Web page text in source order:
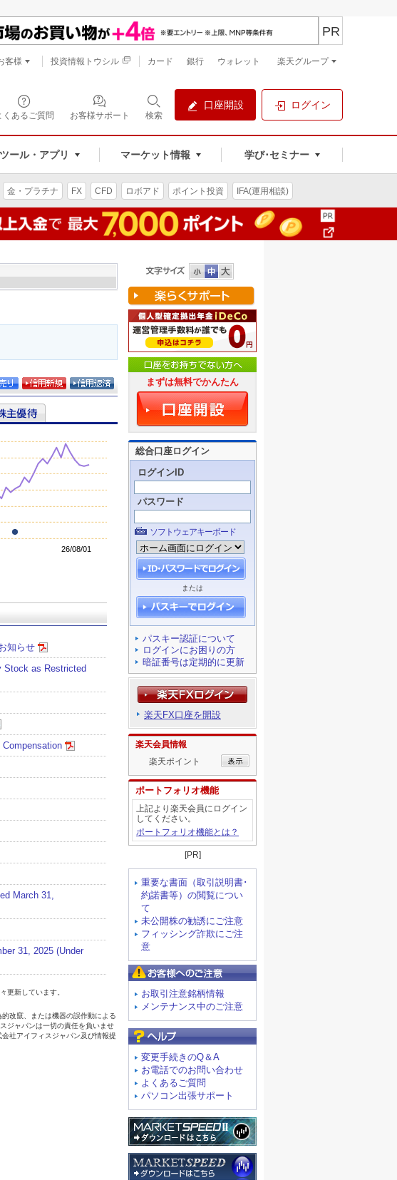
くあるご質問 お客様サポート 検索
口座開設 ログイン
ツール・アプリ マーケット情報 学び･セミナー
PR
客様 投資情報トウシル カード 銀行 ウォレット 楽天グループ
金・プラチナ FX CFD ロボアド ポイント投資 IFA(運用相談)
まずは無料でかんたん
総合口座ログイン
ログインID
パスワード
ソフトウェアキーボード
または
パスキー認証について
ログインにお困りの方
暗証番号は定期的に更新
楽天FX口座を開設
楽天会員情報
楽天ポイント
ポートフォリオ機能
上記より楽天会員にログイン
してください。
ポートフォリオ機能とは？
[PR]
重要な書面（取引説明書･
約諾書等）の閲覧につい
て
未公開株の勧誘にご注意
フィッシング詐欺にご注
意
お取引注意銘柄情報
メンテナンス中のご注意
変更手続きのQ＆A
お電話でのお問い合わせ
よくあるご質問
パソコン出張サポート